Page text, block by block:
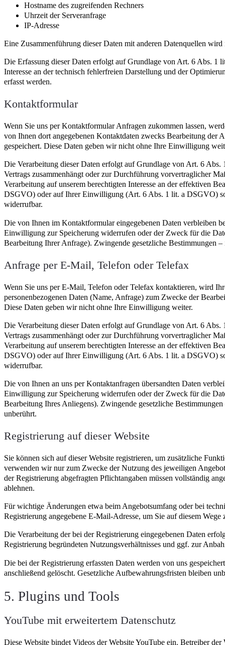
Hostname des zugreifenden Rechners
Uhrzeit der Serveranfrage
IP-Adresse
Eine Zusammenführung dieser Daten mit anderen Datenquellen
Die Erfassung dieser Daten erfolgt auf Grundlage von Art. 6 Abs. 1
Interesse an der technisch fehlerfreien Darstellung und der
erfasst werden.
Kontaktformular
Wenn Sie uns per Kontaktformular Anfragen zukommen lassen,
von Ihnen dort angegebenen Kontaktdaten zwecks Bearbeitung der
gespeichert. Diese Daten geben wir nicht ohne Ihre Einwilligung
Die Verarbeitung dieser Daten erfolgt auf Grundlage von Art. 6
Vertrags zusammenhängt oder zur Durchführung vorvertraglicher
Verarbeitung auf unserem berechtigten Interesse an der effektiven
DSGVO) oder auf Ihrer Einwilligung (Art. 6 Abs. 1 lit. a DSGVO)
widerrufbar.
Die von Ihnen im Kontaktformular eingegebenen Daten verbleiben
Einwilligung zur Speicherung widerrufen oder der Zweck für die
Bearbeitung Ihrer Anfrage). Zwingende gesetzliche Bestimmungen
Anfrage per E-Mail, Telefon oder Telefax
Wenn Sie uns per E-Mail, Telefon oder Telefax kontaktieren, wird
personenbezogenen Daten (Name, Anfrage) zum Zwecke der
Diese Daten geben wir nicht ohne Ihre Einwilligung weiter.
Die Verarbeitung dieser Daten erfolgt auf Grundlage von Art. 6
Vertrags zusammenhängt oder zur Durchführung vorvertraglicher
Verarbeitung auf unserem berechtigten Interesse an der effektiven
DSGVO) oder auf Ihrer Einwilligung (Art. 6 Abs. 1 lit. a DSGVO)
widerrufbar.
Die von Ihnen an uns per Kontaktanfragen übersandten Daten
Einwilligung zur Speicherung widerrufen oder der Zweck für die
Bearbeitung Ihres Anliegens). Zwingende gesetzliche
unberührt.
Registrierung auf dieser Website
Sie können sich auf dieser Website registrieren, um zusätzliche
verwenden wir nur zum Zwecke der Nutzung des jeweiligen
der Registrierung abgefragten Pflichtangaben müssen vollständig
ablehnen.
Für wichtige Änderungen etwa beim Angebotsumfang oder bei
Registrierung angegebene E-Mail-Adresse, um Sie auf diesem Wege
Die Verarbeitung der bei der Registrierung eingegebenen Daten
Registrierung begründeten Nutzungsverhältnisses und ggf. zur
Die bei der Registrierung erfassten Daten werden von uns
anschließend gelöscht. Gesetzliche Aufbewahrungsfristen bleiben
5. Plugins und Tools
YouTube mit erweitertem Datenschutz
Diese Website bindet Videos der Website YouTube ein. Betreiber